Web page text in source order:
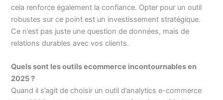
cela renforce également la confiance. Opter pour un outil
robustes sur ce point est un investissement stratégique.
Ce n’est pas juste une question de données, mais de
relations durables avec vos clients.
Quels sont les outils ecommerce incontournables en
2025 ?
Quand il s’agit de choisir un outil d’analytics e-commerce